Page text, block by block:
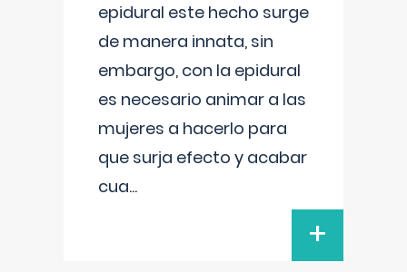
epidural este hecho surge
de manera innata, sin
embargo, con la epidural
es necesario animar a las
mujeres a hacerlo para
que surja efecto y acabar
cua...
+